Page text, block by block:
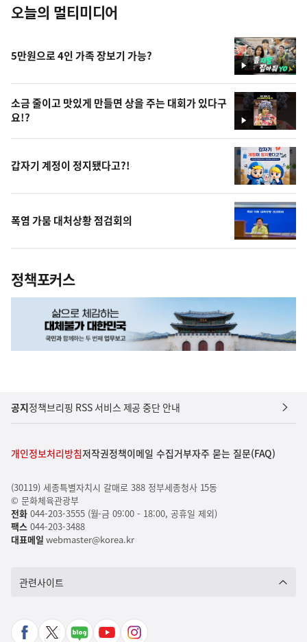
오늘의 멀티미디어
영
상
5만원으로 4인 가족 장보기 가능?
영
상
소금 줄이고 맛있게 만들면 상을 주는 대회가 있다구
요!?
갑자기 계정이 정지됐다고?!
폭염 가뭄 대처상황 점검회의
정책포커스
공지정책브리핑 RSS 서비스 제공 중단 안내
개인정보처리방침저작권정책이메일 수집거부자주 묻는 질문(FAQ)
(30119) 세종특별자치시 갈매로 388 정부세종청사 15동
© 문화체육관광부
전화044-203-3555 (월-금 09:00 - 18:00, 공휴일 제외)
팩스044-203-3488
대표메일 webmaster@korea.kr
관련사이트